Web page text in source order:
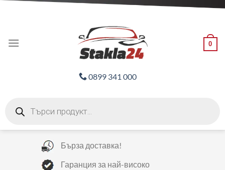
0
0899 341 000
search
Бърза доставка!
Гаранция за най-високо